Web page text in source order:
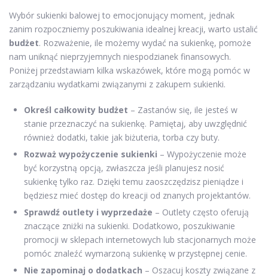
Wybór sukienki balowej to emocjonujący moment, jednak
zanim rozpoczniemy poszukiwania idealnej kreacji, warto ustalić
budżet. Rozważenie, ile możemy wydać na sukienkę, pomoże
nam uniknąć nieprzyjemnych niespodzianek finansowych.
Poniżej przedstawiam kilka wskazówek, które mogą pomóc w
zarządzaniu wydatkami związanymi z zakupem sukienki.
Określ całkowity budżet – Zastanów się, ile jesteś w
stanie przeznaczyć na sukienkę. Pamiętaj, aby uwzględnić
również dodatki, takie jak biżuteria, torba czy buty.
Rozważ wypożyczenie sukienki – Wypożyczenie może
być korzystną opcją, zwłaszcza jeśli planujesz nosić
sukienkę tylko raz. Dzięki temu zaoszczędzisz pieniądze i
będziesz mieć dostęp do kreacji od znanych projektantów.
Sprawdź outlety i wyprzedaże – Outlety często oferują
znaczące zniżki na sukienki. Dodatkowo, poszukiwanie
promocji w sklepach internetowych lub stacjonarnych może
pomóc znaleźć wymarzoną sukienkę w przystępnej cenie.
Nie zapominaj o dodatkach – Oszacuj koszty związane z